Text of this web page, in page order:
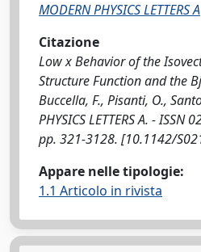
MODERN PHYSICS LETTERS A
Citazione
Low x Behavior of the
Structure Function and the
Buccella, F., Pisanti, O.,
PHYSICS LETTERS A. -
pp. 321-3128. [10.1142/
Appare nelle tipologie:
1.1 Articolo in rivista